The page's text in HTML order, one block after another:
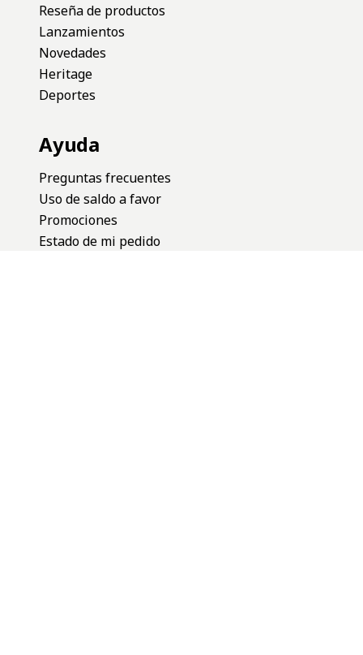
Reseña de productos
Lanzamientos
Novedades
Heritage
Deportes
Ayuda
Preguntas frecuentes
Uso de saldo a favor
Promociones
Estado de mi pedido